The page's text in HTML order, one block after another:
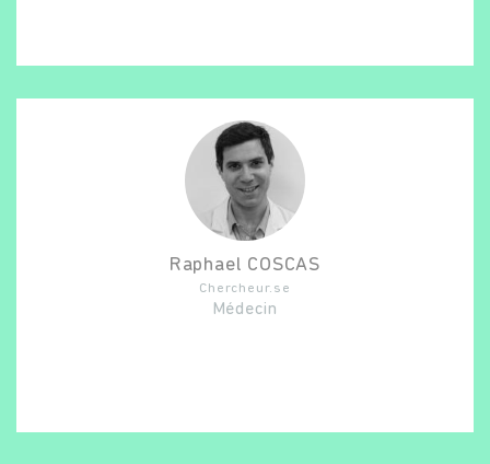
Raphael COSCAS
Chercheur.se
Médecin